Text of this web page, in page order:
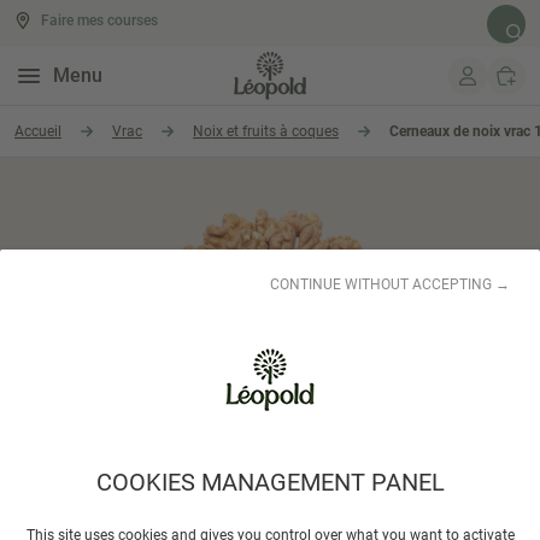
COOKIES MANAGEMENT PANEL
This site uses cookies and gives you control over what you want to activate
CONTINUE WITHOUT ACCEPTING →
Aller au contenu
Menu
Faire mes courses
Accueil Vrac Noix et fruits à coques Cerneaux de noix vrac